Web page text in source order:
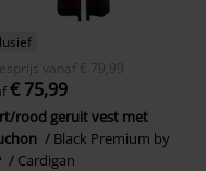
vanaf € 79,99
€ 75,99
rood geruit vest met
Black Premium by
Cardigan